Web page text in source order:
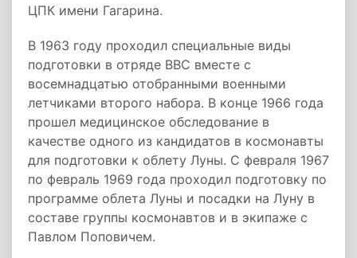
ЦПК имени Гагарина.
В 1963 году проходил специальные виды
подготовки в отряде ВВС вместе с
восемнадцатью отобранными военными
летчиками второго набора. В конце 1966 года
прошел медицинское обследование в
качестве одного из кандидатов в космонавты
для подготовки к облету Луны. С февраля 1967
по февраль 1969 года проходил подготовку по
программе облета Луны и посадки на Луну в
составе группы космонавтов и в экипаже с
Павлом Поповичем.